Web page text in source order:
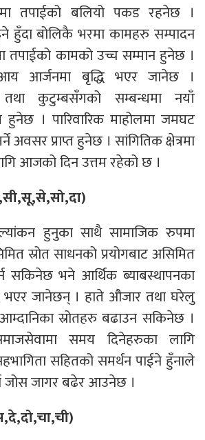
तपाईको बलियो पकड रहनेछ ।
हुँदा बोलिकै भरमा कामहरु सम्पादन
तपाईको कामको उच्च सम्मान हुनेछ ।
आर्जनमा बृद्धि भएर जानेछ ।
तथा कुटुम्बसँगको सम्बन्धमा नयाँ
। पारिवारिक माहोलमा जमघट
अवसर प्राप्त हुनेछ । सांगितिक क्षेत्रमा
आजको दिन उत्तम रहेको छ ।
हुनुका साथै सामाजिक रुपमा
स्रोत साधनको प्रयोगबाट असिमित
सकिनेछ भने आर्थिक ब्याबस्थापनका
भएर जानेछन् । हाते औजार तथा घरेलु
स्रोतहरु बढाउन सकिनेछ ।
समय दिनेहरुका लागि
सहितको समर्थन पाईने हुँनाले
जोस जागर बढेर आउनेछ ।